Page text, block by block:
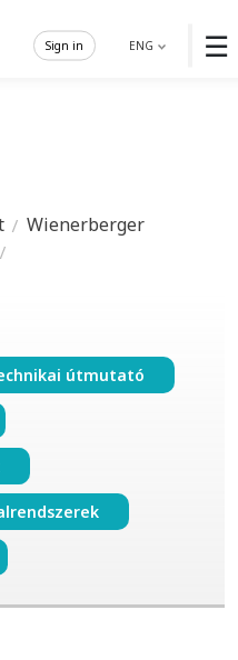
☰
ENG
Sign in
Wienerberger
útmutató